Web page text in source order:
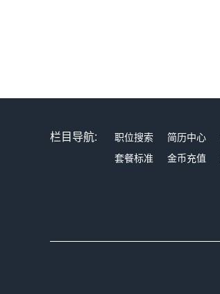
栏目导航: 职位搜索 简历中心
套餐标准
金币充值